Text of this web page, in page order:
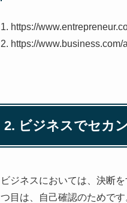
1. https://
2. https://
2. ビジネスでセカ
ビジネスにおいては、決断
つ目は、自己確認のためで